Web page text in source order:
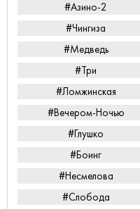
#Азино-2
#Чингиза
#Медведь
#Три
#Ломжинская
#Вечером-Ночью
#Глушко
#Боинг
#Несмелова
#Слобода